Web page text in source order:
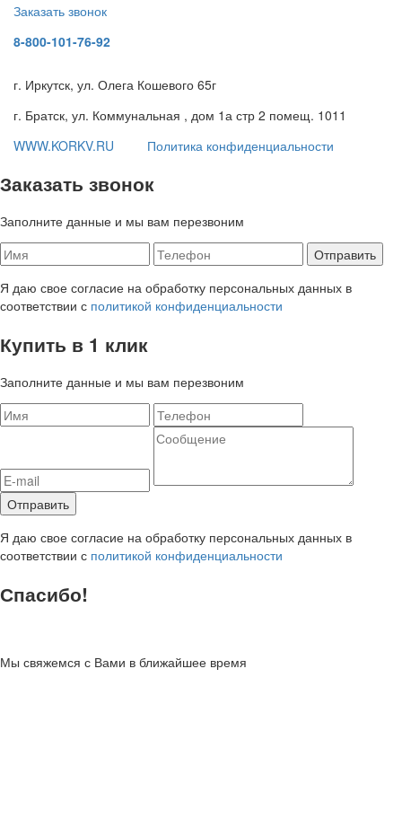
Заказать звонок
8-800-101-76-92
г. Иркутск, ул. Олега Кошевого 65г
г. Братск, ул. Коммунальная , дом 1а стр 2 помещ. 1011
WWW.KORKV.RU
Политика конфиденциальности
Заказать звонок
Заполните данные и мы вам перезвоним
Я даю свое согласие на обработку персональных данных в
соответствии с политикой конфиденциальности
Купить в 1 клик
Заполните данные и мы вам перезвоним
Я даю свое согласие на обработку персональных данных в
соответствии с политикой конфиденциальности
Спасибо!
Мы свяжемся с Вами в ближайшее время